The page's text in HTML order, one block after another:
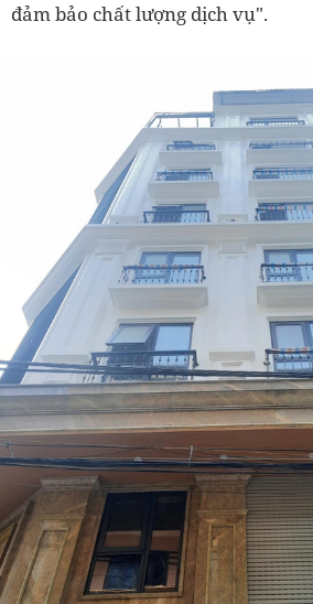
đảm bảo chất lượng dịch vụ".